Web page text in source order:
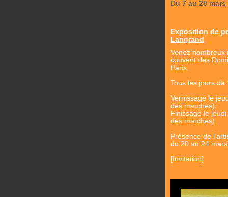
Du 7 au 28 mars
Exposition de
Langrand .
Venez
couvent des
Paris.
Tous les jours
Vernissage le
des marches).
Finissage le
des marches).
Présence de
du 20 au 24
[ Invitation]